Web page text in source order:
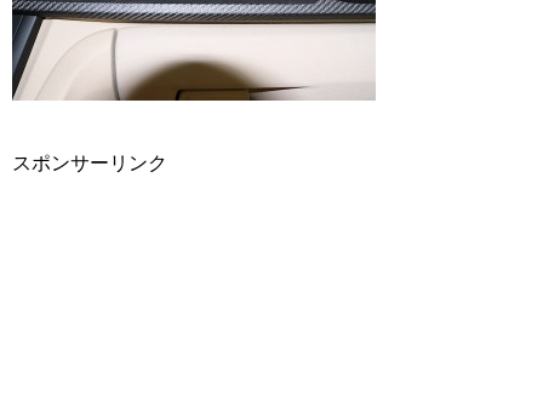
スポンサーリンク